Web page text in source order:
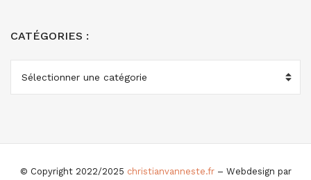
CATÉGORIES :
CATÉGORIES
© Copyright 2022/2025 christianvanneste.fr– Webdesign par